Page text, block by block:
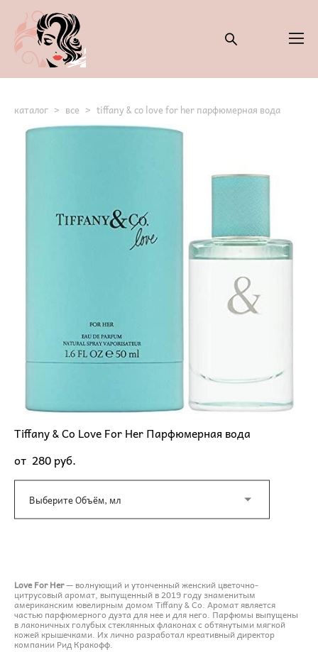
каталог > все > tiffany & co love for her парфюмерная вода
Tiffany & Co Love For Her Парфюмерная вода
от 280 pуб.
Выберите Объём, мл
Love For Her— волнующий и утонченный женский цветочно-
цитрусовый аромат, выпущенный в 2019 году знаменитым
американским ювелирным домом Tiffany & Co. Аромат является
частью парфюмерного дуэта для нее и для него. Парфюмы выпущены
в лаконичных голубых стеклянных флаконах с обтянутыми мягкой
кожей крышечками. Их лично разработал креативный директор
компании Рид Кракофф.